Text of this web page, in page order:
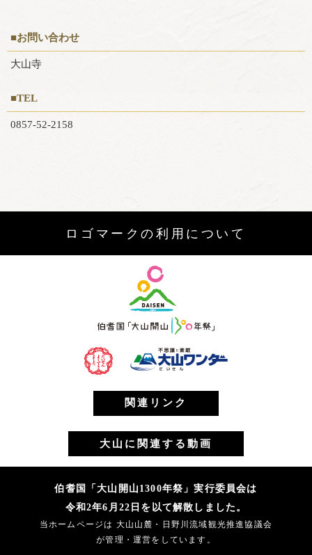
■お問い合わせ
大山寺
■TEL
0857-52-2158
ロゴマークの利用について
関連リンク
大山に関連する動画
伯耆国「大山開山1300年祭」実行委員会は
令和2年6月22日を以て解散しました。
当ホームページは 大山山麓・日野川流域観光推進協議会
が管理・運営をしています。